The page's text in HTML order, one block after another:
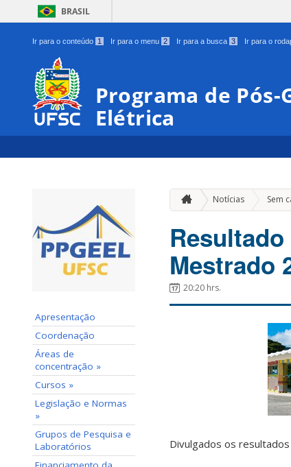
BRASIL
Ir para o conteúdo 1 Ir para o menu 2 Ir para a busca 3 Ir para o
Programa de
Elétrica
Apresentação
Coordenação
Áreas de
concentração »
Cursos »
Legislação e Normas
»
Grupos de Pesquisa e
Laboratórios
Notícias Sem
Mestrado
20:20 hrs.
Divulgados os